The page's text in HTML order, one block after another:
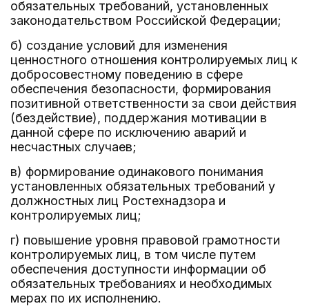
обязательных требований, установленных
законодательством Российской Федерации;
б) создание условий для изменения
ценностного отношения контролируемых лиц к
добросовестному поведению в сфере
обеспечения безопасности, формирования
позитивной ответственности за свои действия
(бездействие), поддержания мотивации в
данной сфере по исключению аварий и
несчастных случаев;
в) формирование одинакового понимания
установленных обязательных требований у
должностных лиц Ростехнадзора и
контролируемых лиц;
г) повышение уровня правовой грамотности
контролируемых лиц, в том числе путем
обеспечения доступности информации об
обязательных требованиях и необходимых
мерах по их исполнению.